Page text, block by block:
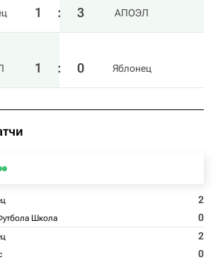
1 : 3 АПОЭЛ
1 : 0 Яблонец
2
Школа 0
2
0